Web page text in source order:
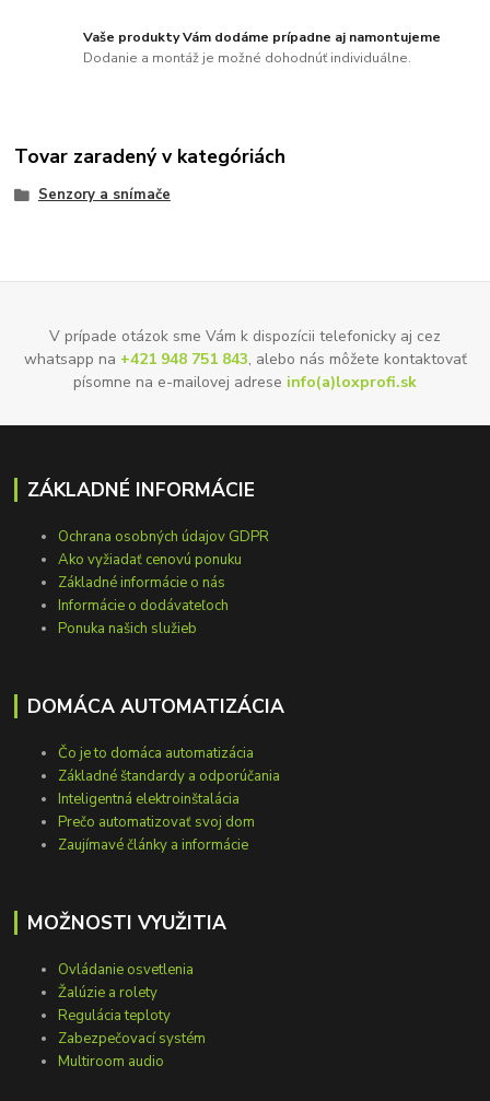
Vaše produkty Vám dodáme prípadne aj namontujeme
Dodanie a montáž je možné dohodnúť individuálne.
Tovar zaradený v kategóriách
Senzory a snímače
V prípade otázok sme Vám k dispozícii telefonicky aj cez
whatsapp na +421 948 751 843, alebo nás môžete kontaktovať
písomne na e-mailovej adrese info(a)loxprofi.sk
ZÁKLADNÉ INFORMÁCIE
Ochrana osobných údajov GDPR
Ako vyžiadať cenovú ponuku
Základné informácie o nás
Informácie o dodávateľoch
Ponuka našich služieb
DOMÁCA AUTOMATIZÁCIA
Čo je to domáca automatizácia
Základné štandardy a odporúčania
Inteligentná elektroinštalácia
Prečo automatizovať svoj dom
Zaujímavé články a informácie
MOŽNOSTI VYUŽITIA
Ovládanie osvetlenia
Žalúzie a rolety
Regulácia teploty
Zabezpečovací systém
Multiroom audio